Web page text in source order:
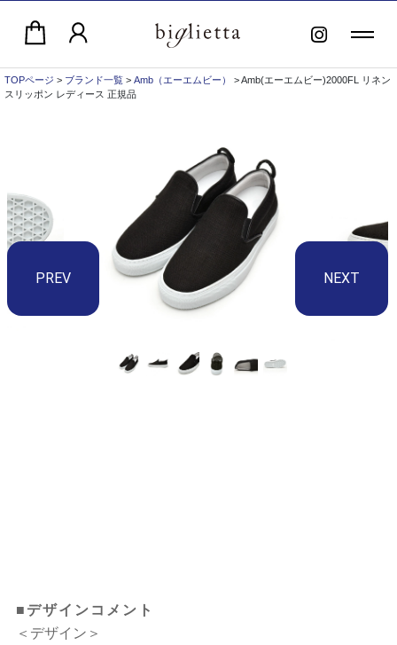
TOPページ > ブランド一覧 > Amb（エーエムビー）
> Amb(エーエムビー)2000FL リネン
スリッポン レディース 正規品
■デザインコメント
＜デザイン＞